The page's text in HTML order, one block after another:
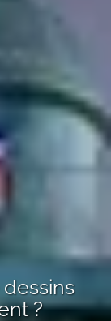
?